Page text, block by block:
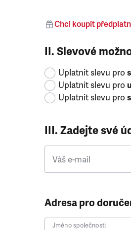
Chci koupit
II. Slevové
Uplatnit slevu pro
Uplatnit slevu pro
Uplatnit slevu pro
III. Zadejte své
Váš e-mail
Adresa pro
Jméno společnosti